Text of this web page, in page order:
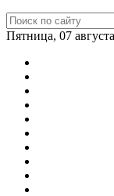
Пятница, 07